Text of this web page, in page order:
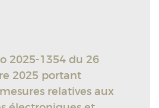
2025-1354 du 26
2025 portant
relatives aux